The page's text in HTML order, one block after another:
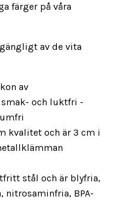
färger på våra
av de vita
av
och luktfri -
kvalitet och är 3 cm i
stål och är blyfria,
nitrosaminfria, BPA-